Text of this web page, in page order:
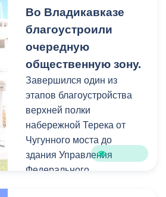
Во Владикавказе
благоустроили
очередную
общественную зону.
Завершился один из
этапов благоустройства
верхней полки
набережной Терека от
Чугунного моста до
здания Управления
Федерального